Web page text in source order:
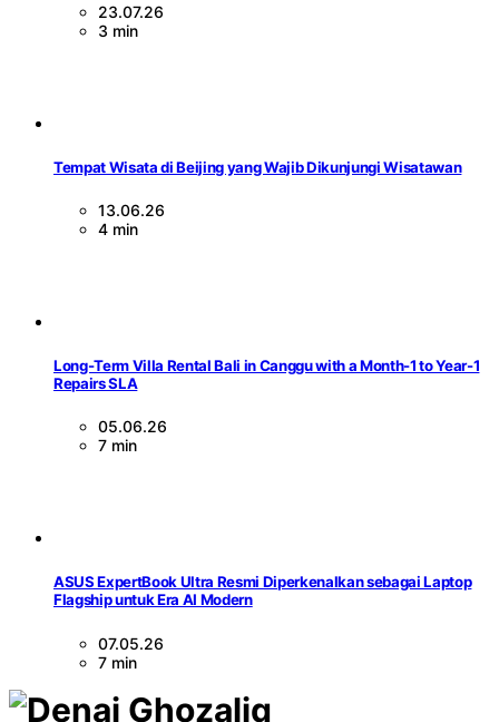
23.07.26
3 min
Tempat Wisata di Beijing yang Wajib Dikunjungi Wisatawan
13.06.26
4 min
Long-Term Villa Rental Bali in Canggu with a Month-1 to Year-1
Repairs SLA
05.06.26
7 min
ASUS ExpertBook Ultra Resmi Diperkenalkan sebagai Laptop
Flagship untuk Era AI Modern
07.05.26
7 min